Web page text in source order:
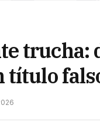
trucha:
título